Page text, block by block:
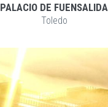
PALACIO DE FUENSALIDA
Toledo